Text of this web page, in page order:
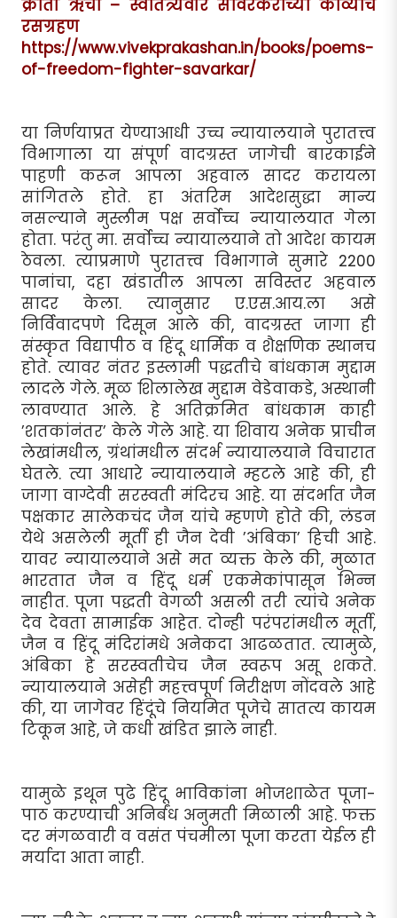
क्रांती ऋचा – स्वातंत्र्यवीर सावरकरांच्या काव्याचे
रसग्रहण
https://www.vivekprakashan.in/books/poems-
of-freedom-fighter-savarkar/
या निर्णयाप्रत येण्याआधी उच्च न्यायालयाने पुरातत्त्व
विभागाला या संपूर्ण वादग्रस्त जागेची बारकाईने
पाहणी करून आपला अहवाल सादर करायला
सांगितले होते. हा अंतरिम आदेशसुद्धा मान्य
नसल्याने मुस्लीम पक्ष सर्वोच्च न्यायालयात गेला
होता. परंतु मा. सर्वोच्च न्यायालयाने तो आदेश कायम
ठेवला. त्याप्रमाणे पुरातत्त्व विभागाने सुमारे 2200
पानांचा, दहा खंडातील आपला सविस्तर अहवाल
सादर केला. त्यानुसार ए.एस.आय.ला असे
निर्विवादपणे दिसून आले की, वादग्रस्त जागा ही
संस्कृत विद्यापीठ व हिंदू धार्मिक व शैक्षणिक स्थानच
होते. त्यावर नंतर इस्लामी पद्धतीचे बांधकाम मुद्दाम
लादले गेले. मूळ शिलालेख मुद्दाम वेडेवाकडे, अस्थानी
लावण्यात आले. हे अतिक्रमित बांधकाम काही
’शतकांनंतर’ केले गेले आहे. या शिवाय अनेक प्राचीन
लेखांमधील, ग्रंथांमधील संदर्भ न्यायालयाने विचारात
घेतले. त्या आधारे न्यायालयाने म्हटले आहे की, ही
जागा वाग्देवी सरस्वती मंदिरच आहे. या संदर्भात जैन
पक्षकार सालेकचंद जैन यांचे म्हणणे होते की, लंडन
येथे असलेली मूर्ती ही जैन देवी ’अंबिका’ हिची आहे.
यावर न्यायालयाने असे मत व्यक्त केले की, मुळात
भारतात जैन व हिंदू धर्म एकमेकांपासून भिन्न
नाहीत. पूजा पद्धती वेगळी असली तरी त्यांचे अनेक
देव देवता सामाईक आहेत. दोन्ही परंपरांमधील मूर्ती,
जैन व हिंदू मंदिरांमधे अनेकदा आढळतात. त्यामुळे,
अंबिका हे सरस्वतीचेच जैन स्वरूप असू शकते.
न्यायालयाने असेही महत्त्वपूर्ण निरीक्षण नोंदवले आहे
की, या जागेवर हिंदूंचे नियमित पूजेचे सातत्य कायम
टिकून आहे, जे कधी खंडित झाले नाही.
यामुळे इथून पुढे हिंदू भाविकांना भोजशाळेत पूजा-
पाठ करण्याची अनिर्बंध अनुमती मिळाली आहे. फक्त
दर मंगळवारी व वसंत पंचमीला पूजा करता येईल ही
मर्यादा आता नाही.